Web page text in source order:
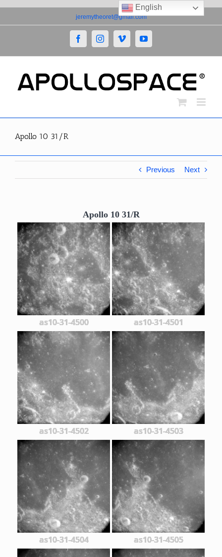
to
jeremytheoret@gmail.com
FacebookInstagramVimeoYouTube
Apollo 10 31/R
Previous Next
Apollo 10 31/R
as10-31-4500 as10-31-4501
as10-31-4502 as10-31-4503
as10-31-4504 as10-31-4505
English